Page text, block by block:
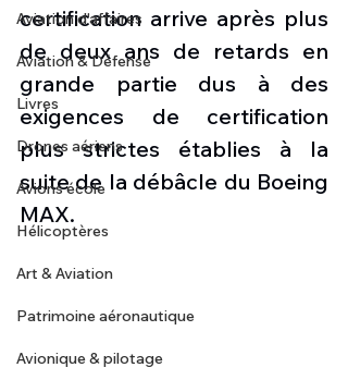
Aviation d'affaires
Aviation & Défense
Livres
Drones aériens
Avions école
Hélicoptères
Art & Aviation
Patrimoine aéronautique
Avionique & pilotage
certification arrive après plus
de deux ans de retards en
grande partie dus à des
exigences de certification
plus strictes établies à la
suite de la débâcle du Boeing
MAX.